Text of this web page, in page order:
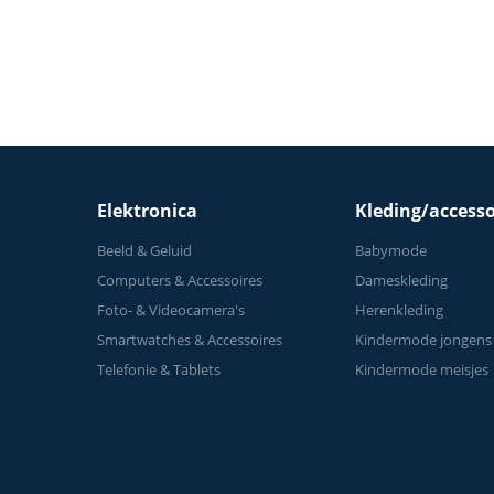
Elektronica
Beeld & Geluid
Computers & Accessoires
Foto- & Videocamera's
Smartwatches & Accessoires
Telefonie & Tablets
Kleding/
Babymode
Dameskleding
Herenkleding
Kindermode jongens
Kindermode meisjes